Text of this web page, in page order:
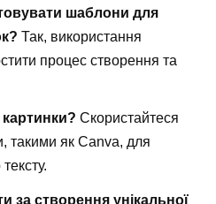
шаблони для
Так, використання
процес створення та
Скористайтеся
такими як Canva, для
за створення унікальної